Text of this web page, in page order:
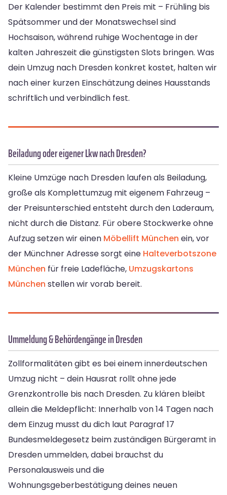
Der Kalender bestimmt den Preis mit – Frühling bis
Spätsommer und der Monatswechsel sind
Hochsaison, während ruhige Wochentage in der
kalten Jahreszeit die günstigsten Slots bringen. Was
dein Umzug nach Dresden konkret kostet, halten wir
nach einer kurzen Einschätzung deines Hausstands
schriftlich und verbindlich fest.
Beiladung oder eigener Lkw nach Dresden?
Kleine Umzüge nach Dresden laufen als Beiladung,
große als Komplettumzug mit eigenem Fahrzeug –
der Preisunterschied entsteht durch den Laderaum,
nicht durch die Distanz. Für obere Stockwerke ohne
Aufzug setzen wir einen Möbellift München ein, vor
der Münchner Adresse sorgt eine Halteverbotszone
München für freie Ladefläche, Umzugskartons
München stellen wir vorab bereit.
Ummeldung & Behördengänge in Dresden
Zollformalitäten gibt es bei einem innerdeutschen
Umzug nicht – dein Hausrat rollt ohne jede
Grenzkontrolle bis nach Dresden. Zu klären bleibt
allein die Meldepflicht: Innerhalb von 14 Tagen nach
dem Einzug musst du dich laut Paragraf 17
Bundesmeldegesetz beim zuständigen Bürgeramt in
Dresden ummelden, dabei brauchst du
Personalausweis und die
Wohnungsgeberbestätigung deines neuen